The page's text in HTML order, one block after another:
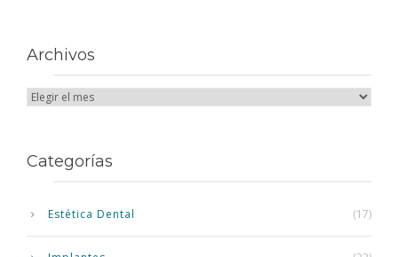
Archivos
Categorías
Estética Dental (17)